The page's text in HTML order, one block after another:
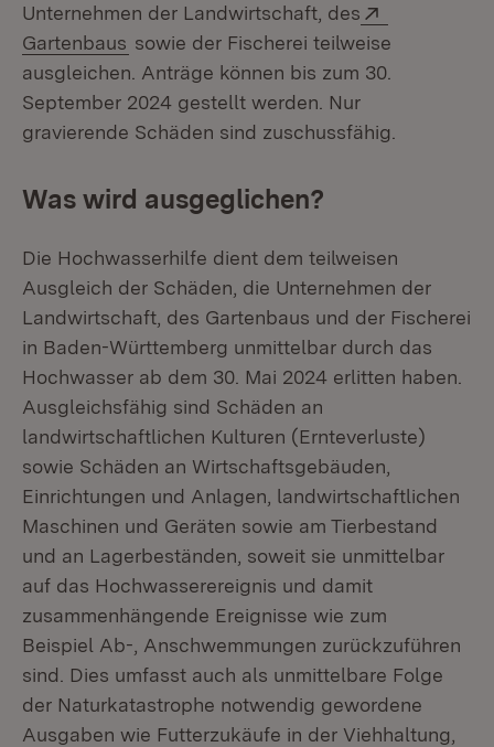
Unternehmen der Landwirtschaft, des
Gartenbaus (Öffnet in neuem Fenster)
sowie der Fischerei teilweise
ausgleichen. Anträge können bis zum 30.
September 2024 gestellt werden. Nur
gravierende Schäden sind zuschussfähig.
Was wird ausgeglichen?
Die Hochwasserhilfe dient dem teilweisen
Ausgleich der Schäden, die Unternehmen der
Landwirtschaft, des Gartenbaus und der Fischerei
in Baden-Württemberg unmittelbar durch das
Hochwasser ab dem 30. Mai 2024 erlitten haben.
Ausgleichsfähig sind Schäden an
landwirtschaftlichen Kulturen (Ernteverluste)
sowie Schäden an Wirtschaftsgebäuden,
Einrichtungen und Anlagen, landwirtschaftlichen
Maschinen und Geräten sowie am Tierbestand
und an Lagerbeständen, soweit sie unmittelbar
auf das Hochwasserereignis und damit
zusammenhängende Ereignisse wie zum
Beispiel Ab-, Anschwemmungen zurückzuführen
sind. Dies umfasst auch als unmittelbare Folge
der Naturkatastrophe notwendig gewordene
Ausgaben wie Futterzukäufe in der Viehhaltung,